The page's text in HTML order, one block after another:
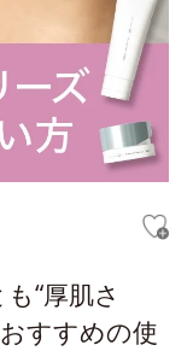
“厚肌さ
すすめの使